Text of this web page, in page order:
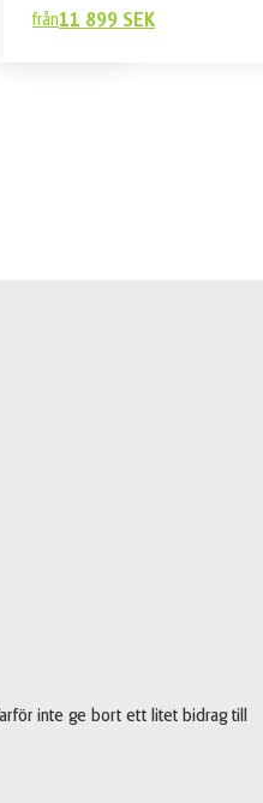
från11 899 SEK
inte ge bort ett litet bidrag till